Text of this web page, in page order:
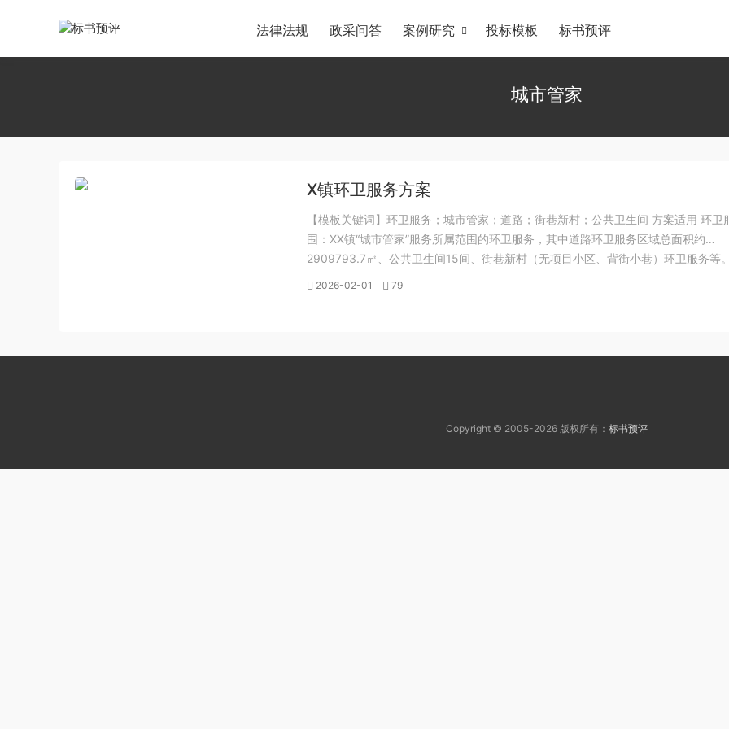
法律法规 政采问答 案例研究 投标模板 标书预评
城市管家
X镇环卫服务方案
【模板关键词】环卫服务；城市管家；道路；街巷新村；公共卫生间 方案适用 环卫
围：XX镇“城市管家”服务所属范围的环卫服务，其中道路环卫服务区域总面积约
2909793.7㎡、公共卫生间15间、街巷新村（无项目小区、背街小巷）环卫服务等
2026-02-01 79
Copyright © 2005-2026 版权所有： 标书预评